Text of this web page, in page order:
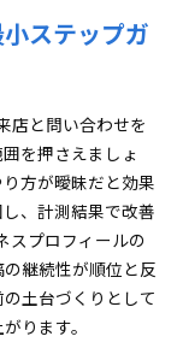
ステップガ
店と問い合わせを
を押さえましょ
方が曖昧だと効果
、計測結果で改善
スプロフィールの
継続性が順位と反
土台づくりとして
ります。